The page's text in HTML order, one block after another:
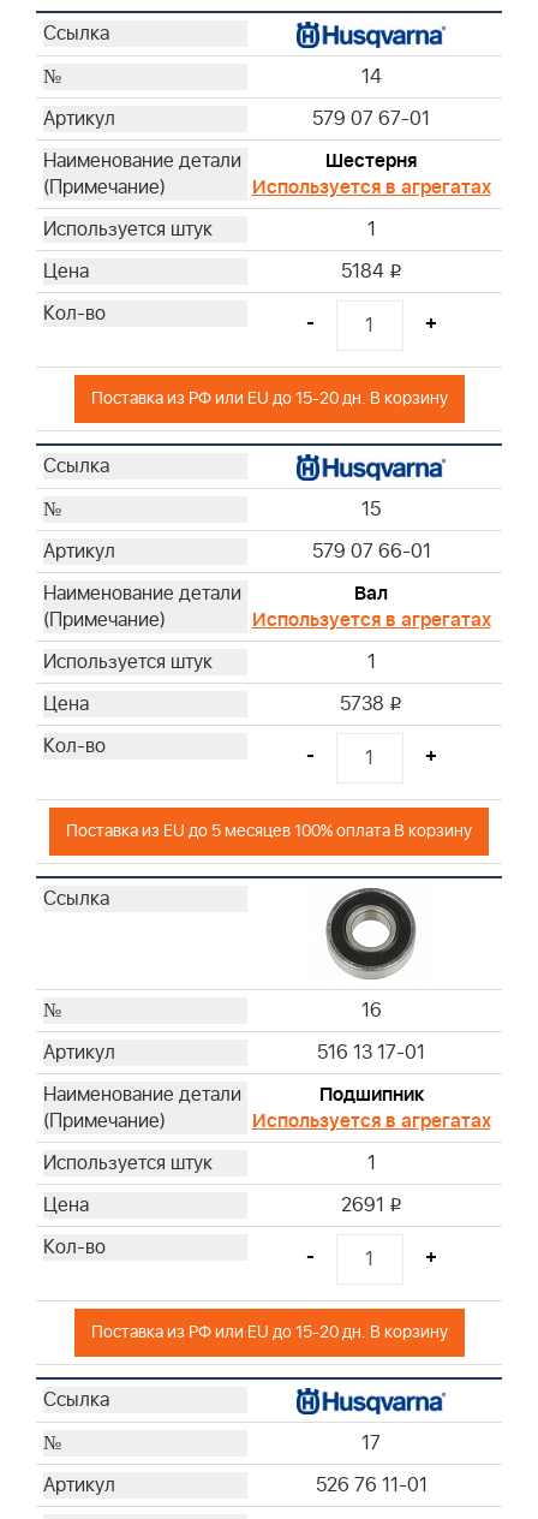
14
579 07 67-01
Шестерня
Используется в агрегатах
1
5184 i
- +
Поставка из РФ или EU до 15-20 дн. В корзину
15
579 07 66-01
Вал
Используется в агрегатах
1
5738 i
- +
Поставка из EU до 5 месяцев 100% оплата В корзину
16
516 13 17-01
Подшипник
Используется в агрегатах
1
2691 i
- +
Поставка из РФ или EU до 15-20 дн. В корзину
17
526 76 11-01